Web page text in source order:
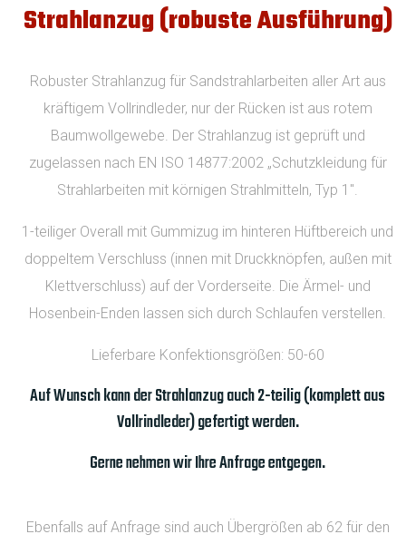
Strahlanzug (robuste Ausführung)
Robuster Strahlanzug für Sandstrahlarbeiten aller Art aus
kräftigem Vollrindleder, nur der Rücken ist aus rotem
Baumwollgewebe. Der Strahlanzug ist geprüft und
zugelassen nach EN ISO 14877:2002 „Schutzkleidung für
Strahlarbeiten mit körnigen Strahlmitteln, Typ 1″.
1-teiliger Overall mit Gummizug im hinteren Hüftbereich und
doppeltem Verschluss (innen mit Druckknöpfen, außen mit
Klettverschluss) auf der Vorderseite. Die Ärmel- und
Hosenbein-Enden lassen sich durch Schlaufen verstellen.
Lieferbare Konfektionsgrößen: 50-60
Auf Wunsch kann der Strahlanzug auch 2-teilig (komplett aus
Vollrindleder) gefertigt werden.
Gerne nehmen wir Ihre Anfrage entgegen.
Ebenfalls auf Anfrage sind auch Übergrößen ab 62 für den